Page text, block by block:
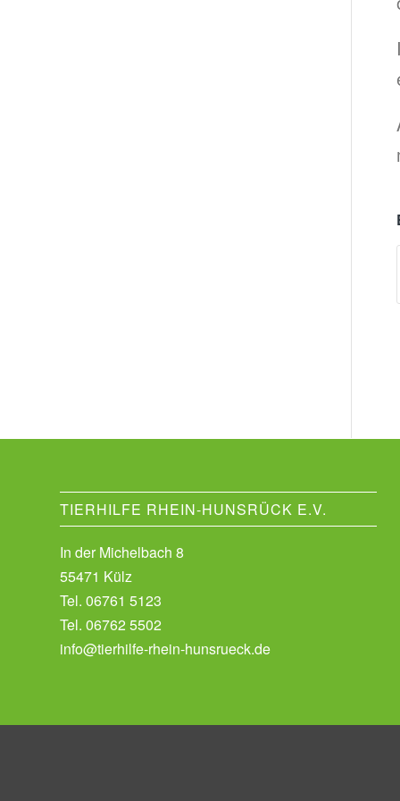
TIERHILFE RHEIN-HUNSRÜCK E.V.
In der Michelbach 8
55471 Külz
Tel. 06761 5123
Tel. 06762 5502
info@tierhilfe-rhein-hunsrueck.de